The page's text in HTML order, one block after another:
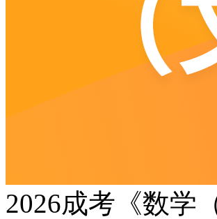
2026成考《数学